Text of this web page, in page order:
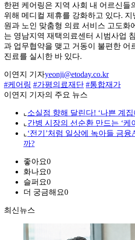
한편 케어링은 지역 사회 내 어르신들
위해 메디컬 제휴를 강화하고 있다.
원과 노인 맞춤형 의료 서비스 고도화
는 영남지역 재택의료센터 시범사업
과 업무협약을 맺고 거동이 불편한 어
진료를 실시한 바 있다.
이연지 기자yeonji@etoday.co.kr
#케어링 #가평의료재단 #통합재가
이연지 기자의 주요 뉴스
⌞ 소실점 향해 달린다! ‘나쁜 계
⌞ 간병 시장의 선순환 만드는 ‘케
⌞ ‘전기’처럼 일상에 녹아들 금
까?
좋아요0
화나요0
슬퍼요0
더 궁금해요0
최신뉴스